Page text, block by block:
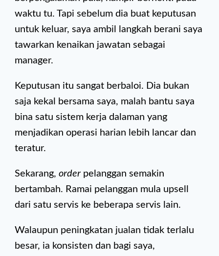
waktu tu. Tapi sebelum dia buat keputusan
untuk keluar, saya ambil langkah berani saya
tawarkan kenaikan jawatan sebagai
manager.
Keputusan itu sangat berbaloi. Dia bukan
saja kekal bersama saya, malah bantu saya
bina satu sistem kerja dalaman yang
menjadikan operasi harian lebih lancar dan
teratur.
Sekarang, order pelanggan semakin
bertambah. Ramai pelanggan mula upsell
dari satu servis ke beberapa servis lain.
Walaupun peningkatan jualan tidak terlalu
besar, ia konsisten dan bagi saya,